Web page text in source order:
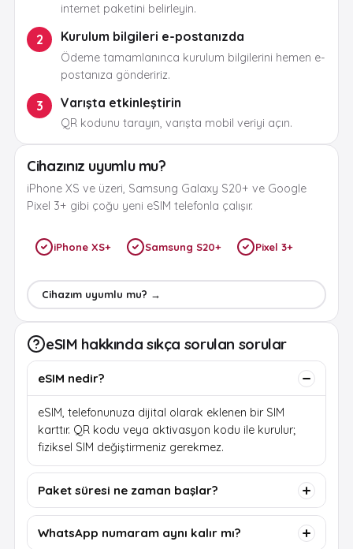
internet paketini belirleyin.
2 Kurulum bilgileri e-postanızda
Ödeme tamamlanınca kurulum bilgilerini hemen e-
postanıza göndeririz.
3 Varışta etkinleştirin
QR kodunu tarayın, varışta mobil veriyi açın.
Cihazınız uyumlu mu?
iPhone XS ve üzeri, Samsung Galaxy S20+ ve Google
Pixel 3+ gibi çoğu yeni eSIM telefonla çalışır.
iPhone XS+ Samsung S20+ Pixel 3+
Cihazım uyumlu mu? →
eSIM hakkında sıkça sorulan sorular
eSIM nedir?
eSIM, telefonunuza dijital olarak eklenen bir SIM
karttır. QR kodu veya aktivasyon kodu ile kurulur;
fiziksel SIM değiştirmeniz gerekmez.
Paket süresi ne zaman başlar?
WhatsApp numaram aynı kalır mı?